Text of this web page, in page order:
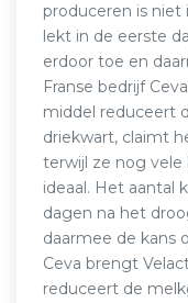
produceren is niet
lekt in de eerste
erdoor toe en
Franse bedrijf
middel reduceert
driekwart, claimt
terwijl ze nog vele
ideaal. Het aantal
dagen na het
daarmee de kans
Ceva brengt
reduceert de